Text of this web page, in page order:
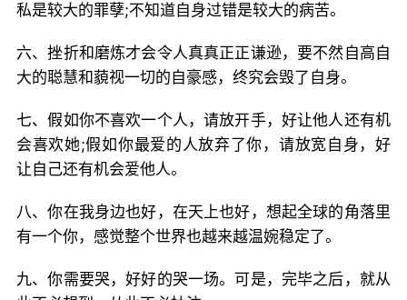
私是较大的罪孽;不知道自身过错是较大的病苦。
六、挫折和磨炼才会令人真真正正谦逊，要不然自高自
大的聪慧和藐视一切的自豪感，终究会毁了自身。
七、假如你不喜欢一个人，请放开手，好让他人还有机
会喜欢她;假如你最爱的人放弃了你，请放宽自身，好
让自己还有机会爱他人。
八、你在我身边也好，在天上也好，想起全球的角落里
有一个你，感觉整个世界也越来越温婉稳定了。
九、你需要哭，好好的哭一场。可是，完毕之后，就从